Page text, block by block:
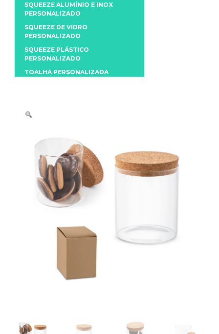
SQUEEZE ALUMÍNIO E INOX
PERSONALIZADO
SQUEEZE DE VIDRO
PERSONALIZADO
SQUEEZE PLÁSTICO
PERSONALIZADO
TOALHA PERSONALIZADA